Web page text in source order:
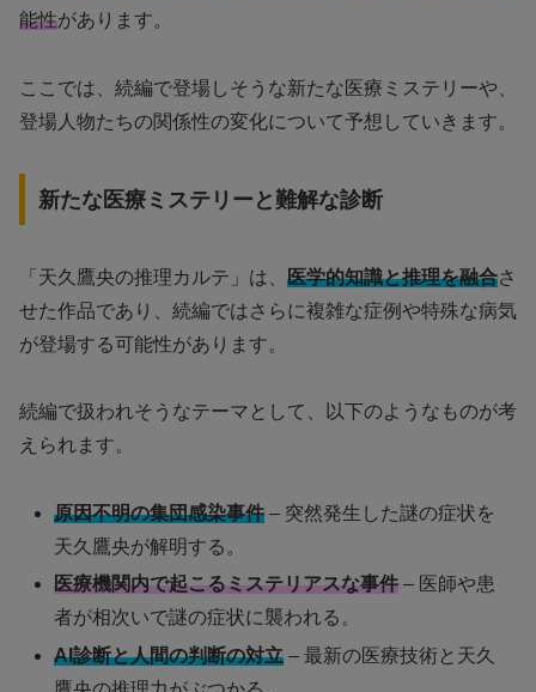
能性があります。
ここでは、続編で登場しそうな新たな医療ミステリーや、
登場人物たちの関係性の変化について予想していきます。
新たな医療ミステリーと難解な診断
「天久鷹央の推理カルテ」は、 医学的知識と推理を融合さ
せた作品であり、続編ではさらに複雑な症例や特殊な病気
が登場する可能性があります。
続編で扱われそうなテーマとして、以下のようなものが考
えられます。
原因不明の集団感染事件 – 突然発生した謎の症状を
天久鷹央が解明する。
医療機関内で起こるミステリアスな事件 – 医師や患
者が相次いで謎の症状に襲われる。
AI診断と人間の判断の対立 – 最新の医療技術と天久